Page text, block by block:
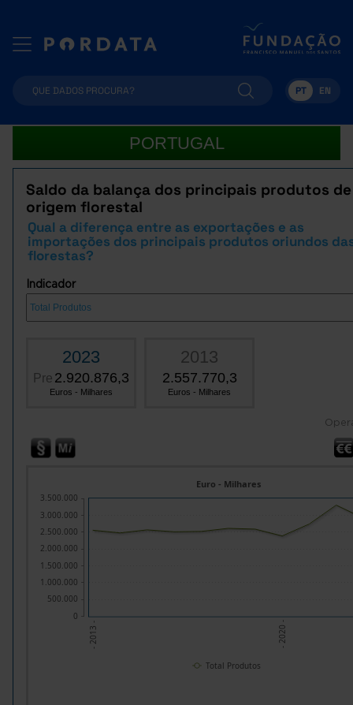
PT EN
PORTUGAL
Saldo da balança dos principais produtos de
origem florestal
Qual a diferença entre as exportações e as
importações dos principais produtos oriundos
florestas?
Indicador
2023
Pre 2.920.876,3
Euros - Milhares
2013
2.557.770,3
Euros - Milhares
- 2013 - - 2020 -
Euro - Milhares
0
500.000
1.000.000
1.500.000
2.000.000
2.500.000
3.000.000
3.500.000
Total Produtos